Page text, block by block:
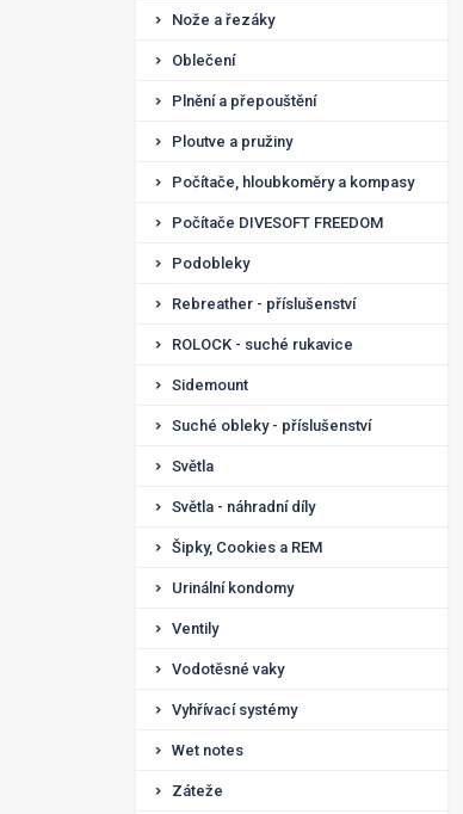
Nože a řezáky
Oblečení
Plnění a přepouštění
Ploutve a pružiny
Počítače, hloubkoměry a kompasy
Počítače DIVESOFT FREEDOM
Podobleky
Rebreather - příslušenství
ROLOCK - suché rukavice
Sidemount
Suché obleky - příslušenství
Světla
Světla - náhradní díly
Šipky, Cookies a REM
Urinální kondomy
Ventily
Vodotěsné vaky
Vyhřívací systémy
Wet notes
Záteže